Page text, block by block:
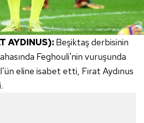
AYDINUS): Beşiktaş derbisinin
Feghouli'nin vuruşunda
eline isabet etti, Fırat Aydınus